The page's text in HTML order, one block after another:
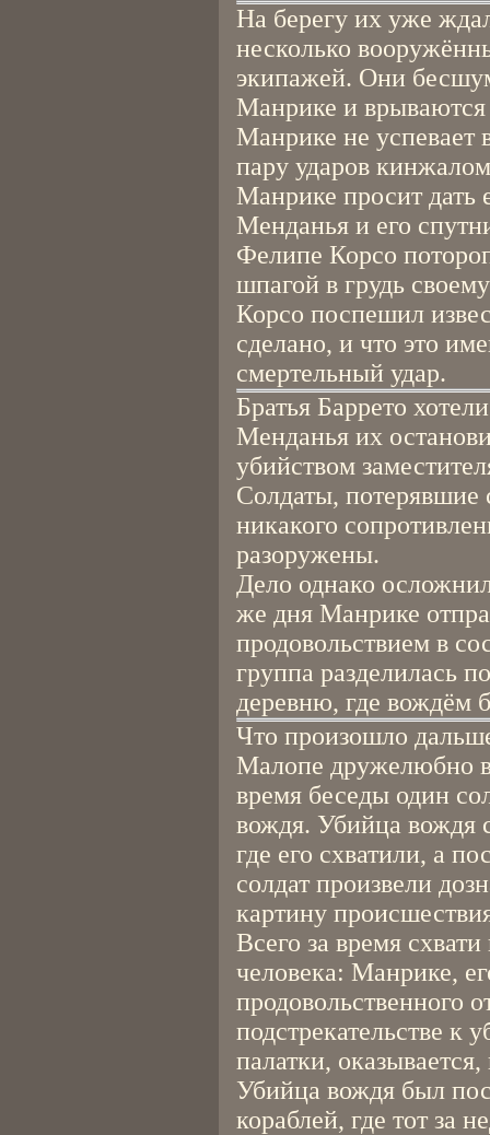
На берегу их уже
несколько
экипажей. Они
Манрике и врываются
Манрике не успевает
пару ударов
Манрике просит дать
Менданья и его
Фелипе Корсо
шпагой в грудь
Корсо поспешил
сделано, и что это
смертельный удар.
Братья Баррето
Менданья их
убийством
Солдаты, потерявшие
никакого
разоружены.
Дело однако
же дня Манрике
продовольствием в
группа разделилась
деревню, где вождём
Что произошло
Малопе дружелюбно
время беседы один
вождя. Убийца вождя
где его схватили, а
солдат произвели
картину
Всего за время
человека: Манрике,
продовольственного
подстрекательстве к
палатки,
Убийца вождя был
кораблей, где тот за